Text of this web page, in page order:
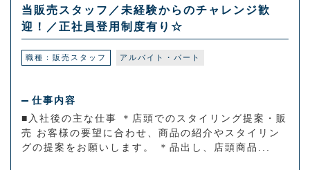
当販売スタッフ／未経験からのチャレンジ歓
迎！／正社員登用制度有り☆
職種：販売スタッフ アルバイト・パート
仕事内容
■入社後の主な仕事 ＊店頭でのスタイリング提案・販
売 お客様の要望に合わせ、商品の紹介やスタイリン
グの提案をお願いします。 ＊品出し、店頭商品...